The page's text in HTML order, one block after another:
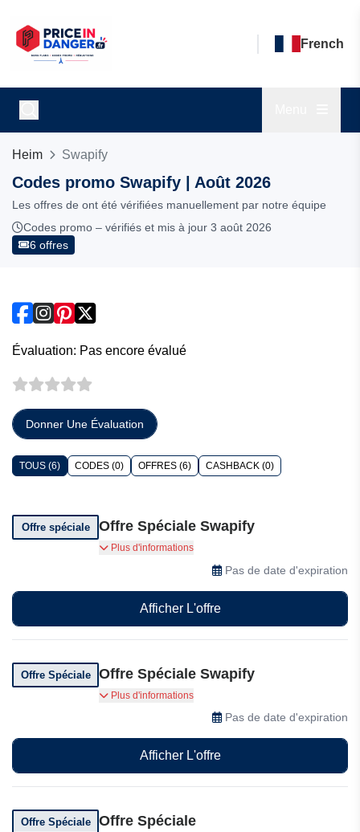
French
Heim Swapify
Codes promo Swapify | Août 2026
Les offres de ont été vérifiées manuellement par notre équipe
Codes promo – vérifiés et mis à jour 3 août 2026
6 offres
Évaluation: Pas encore évalué
Donner Une Évaluation
TOUS (6) CODES (0) OFFRES (6) CASHBACK (0)
Offre spéciale Offre Spéciale Swapify
Utilisez vos propres vidéos pour l'échange Envie
de créer votre propre studio de deepfake ?
Utilisez vos vidéos personnalisées pour
l'échange de visages.
Plus d'informations
Pas de date d'expiration
Afficher L'offre
Offre Spéciale Offre Spéciale Swapify
Remplacez les visages sur vos photos Obtenez
des images haute résolution en toute simplicité
Plus d'informations
Pas de date d'expiration
Afficher L'offre
Offre Spéciale Offre Spéciale